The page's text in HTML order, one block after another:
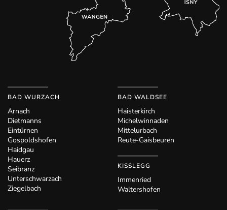
BAD WURZACH
Arnach
Dietmanns
Eintürnen
Gospoldshofen
Haidgau
Hauerz
Seibranz
Unterschwarzach
Ziegelbach
BAD WALDSEE
Haisterkirch
Michelwinnaden
Mittelurbach
Reute-Gaisbeuren
KISSLEGG
Immenried
Waltershofen